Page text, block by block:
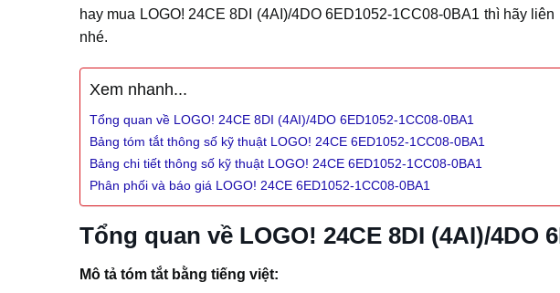
hay mua LOGO! 24CE 8DI (4AI)/4DO 6ED1052-1CC08-0BA1 thì hãy
nhé.
Xem nhanh...
Tổng quan về LOGO! 24CE 8DI (4AI)/4DO 6ED1052-1CC08-0BA1
Bảng tóm tắt thông số kỹ thuật LOGO! 24CE 6ED1052-1CC08-0BA1
Bảng chi tiết thông số kỹ thuật LOGO! 24CE 6ED1052-1CC08-0BA1
Phân phối và báo giá LOGO! 24CE 6ED1052-1CC08-0BA1
Tổng quan về LOGO! 24CE 8DI (4AI)/4DO
Mô tả tóm tắt bằng tiếng việt: